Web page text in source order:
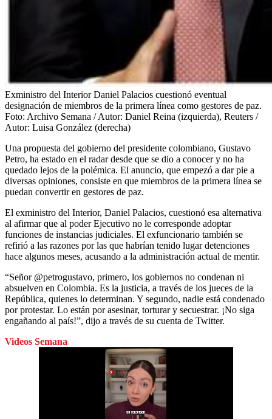
Exministro del Interior Daniel Palacios cuestionó eventual
designación de miembros de la primera línea como gestores de paz.
Foto: Archivo Semana / Autor: Daniel Reina (izquierda), Reuters /
Autor: Luisa González (derecha)
Una propuesta del gobierno del presidente colombiano, Gustavo
Petro, ha estado en el radar desde que se dio a conocer y no ha
quedado lejos de la polémica. El anuncio, que empezó a dar pie a
diversas opiniones, consiste en que miembros de la primera línea se
puedan convertir en gestores de paz.
El exministro del Interior, Daniel Palacios, cuestionó esa alternativa
al afirmar que al poder Ejecutivo no le corresponde adoptar
funciones de instancias judiciales. El exfuncionario también se
refirió a las razones por las que habrían tenido lugar detenciones
hace algunos meses, acusando a la administración actual de mentir.
“Señor @petrogustavo, primero, los gobiernos no condenan ni
absuelven en Colombia. Es la justicia, a través de los jueces de la
República, quienes lo determinan. Y segundo, nadie está condenado
por protestar. Lo están por asesinar, torturar y secuestrar. ¡No siga
engañando al país!”, dijo a través de su cuenta de Twitter.
Videos Semana